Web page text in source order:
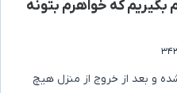
بگیریم که خواهرم بتونه
شده و بعد از خروج از منزل هیچ